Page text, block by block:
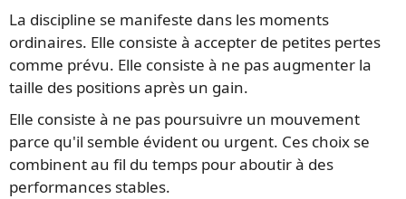
La discipline se manifeste dans les moments
ordinaires. Elle consiste à accepter de petites pertes
comme prévu. Elle consiste à ne pas augmenter la
taille des positions après un gain.
Elle consiste à ne pas poursuivre un mouvement
parce qu'il semble évident ou urgent. Ces choix se
combinent au fil du temps pour aboutir à des
performances stables.